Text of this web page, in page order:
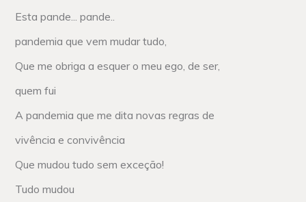
Esta pande... pande..
pandemia que vem mudar tudo,
Que me obriga a esquer o meu ego, de ser,
quem fui
A pandemia que me dita novas regras de
vivência e convivência
Que mudou tudo sem exceção!
Tudo mudou